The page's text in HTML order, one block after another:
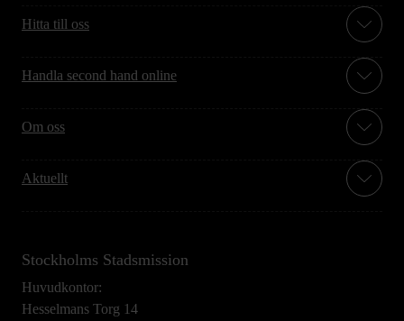
Hitta till oss
Handla second hand online
Om oss
Aktuellt
Stockholms Stadsmission
Huvudkontor:
Hesselmans Torg 14